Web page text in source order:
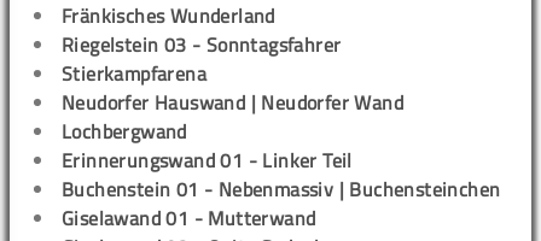
Fränkisches Wunderland
Riegelstein 03 - Sonntagsfahrer
Stierkampfarena
Neudorfer Hauswand | Neudorfer Wand
Lochbergwand
Erinnerungswand 01 - Linker Teil
Buchenstein 01 - Nebenmassiv | Buchensteinchen
Giselawand 01 - Mutterwand